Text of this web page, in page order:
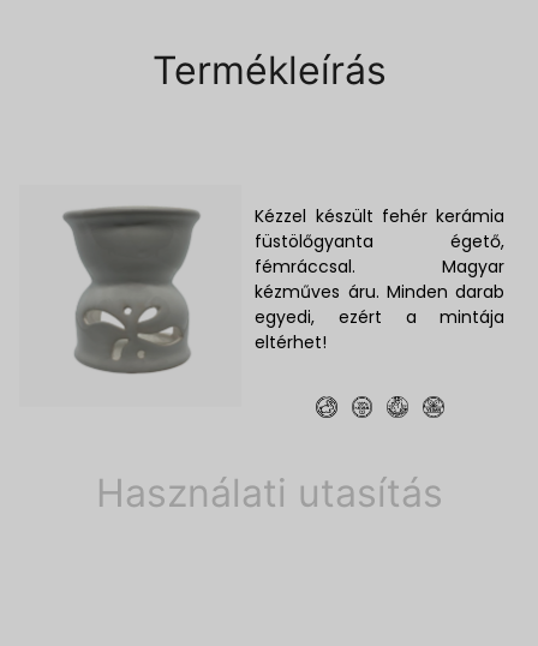
Termékleírás
Használati utasítás
Kézzel készült fehér kerámia
füstölőgyanta égető,
fémráccsal. Magyar
kézműves áru. Minden darab
egyedi, ezért a mintája
eltérhet!